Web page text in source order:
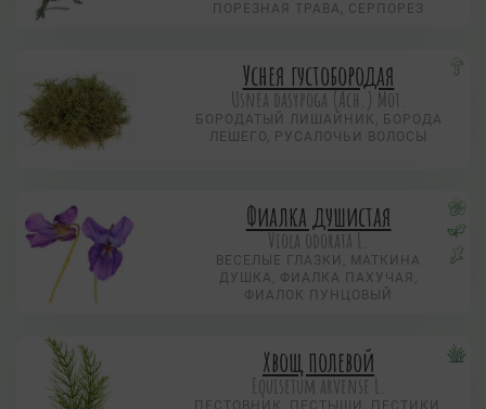
ПОРЕЗНАЯ ТРАВА, СЕРПОРЕЗ
Уснея густобородая
Usnea dasypoga (Ach.) Mot.
БОРОДАТЫЙ ЛИШАЙНИК, БОРОДА
ЛЕШЕГО, РУСАЛОЧЬИ ВОЛОСЫ
Фиалка душистая
Viola odorata L.
ВЕСЕЛЫЕ ГЛАЗКИ, МАТКИНА
ДУШКА, ФИАЛКА ПАХУЧАЯ,
ФИАЛОК ПУНЦОВЫЙ
Хвощ полевой
Equisetum arvense L.
ПЕСТОВНИК, ПЕСТЫШИ, ПЕСТИКИ,